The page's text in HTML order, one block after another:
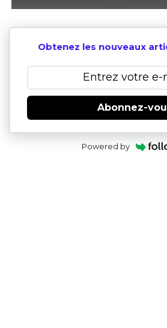
Obtenez les nouveaux
Abonnez-
Powered by